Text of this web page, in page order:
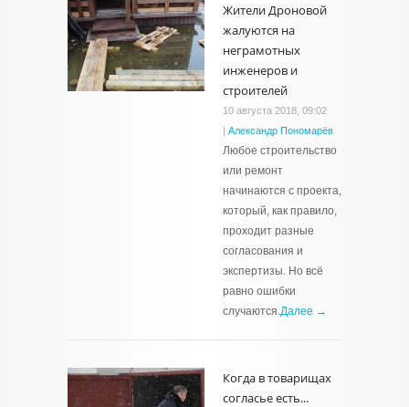
Жители Дроновой
жалуются на
неграмотных
инженеров и
строителей
10 августа 2018, 09:02
| Александр Пономарёв
Любое строительство
или ремонт
начинаются с проекта,
который, как правило,
проходит разные
согласования и
экспертизы. Но всё
равно ошибки
случаются.Далее →
Когда в товарищах
согласье есть...